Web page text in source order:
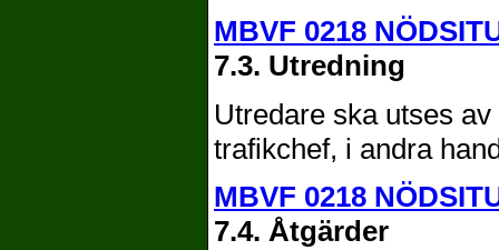
MBVF 0218
7.3. Utredning
Utredare ska utses
trafikchef, i andra
MBVF 0218
7.4. Åtgärder